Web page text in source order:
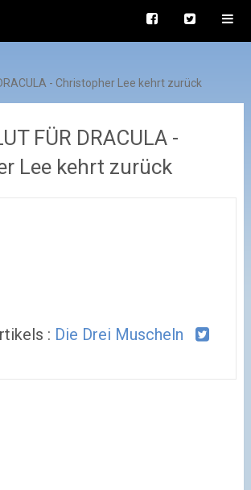
- Christopher Lee kehrt zurück
FÜR DRACULA -
Lee kehrt zurück
: Die Drei Muscheln